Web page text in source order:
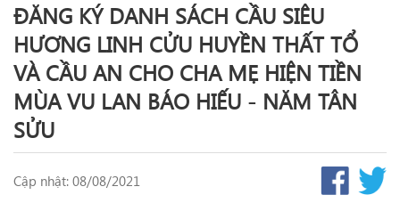
ĐĂNG KÝ DANH SÁCH CẦU SIÊU
HƯƠNG LINH CỬU HUYỀN THẤT TỔ
VÀ CẦU AN CHO CHA MẸ HIỆN TIỀN
MÙA VU LAN BÁO HIẾU - NĂM TÂN
SỬU
Cập nhật: 08/08/2021